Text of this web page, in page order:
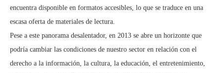
encuentra disponible en formatos accesibles, lo que se traduce en una
escasa oferta de materiales de lectura.
Pese a este panorama desalentador, en 2013 se abre un horizonte que
podría cambiar las condiciones de nuestro sector en relación con el
derecho a la información, la cultura, la educación, el entretenimiento,